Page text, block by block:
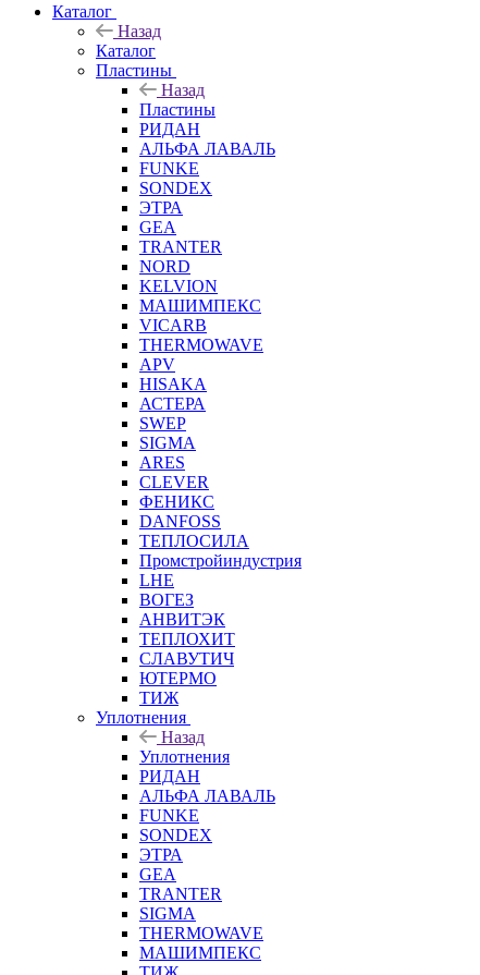
Каталог
Назад
Каталог
Пластины
Назад
Пластины
РИДАН
АЛЬФА ЛАВАЛЬ
FUNKE
SONDEX
ЭТРА
GEA
TRANTER
NORD
KELVION
МАШИМПЕКС
VICARB
THERMOWAVE
APV
HISAKA
АСТЕРА
SWEP
SIGMA
ARES
CLEVER
ФЕНИКС
DANFOSS
ТЕПЛОСИЛА
Промстройиндустрия
LHE
ВОГЕЗ
АНВИТЭК
ТЕПЛОХИТ
СЛАВУТИЧ
ЮТЕРМО
ТИЖ
Уплотнения
Назад
Уплотнения
РИДАН
АЛЬФА ЛАВАЛЬ
FUNKE
SONDEX
ЭТРА
GEA
TRANTER
SIGMA
THERMOWAVE
МАШИМПЕКС